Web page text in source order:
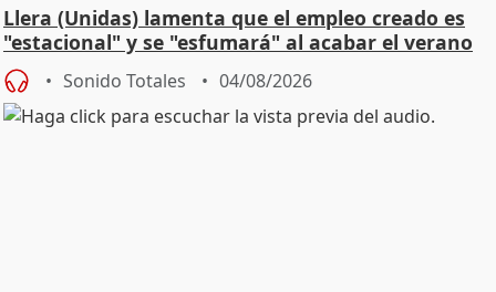
Llera (Unidas) lamenta que el empleo creado es
"estacional" y se "esfumará" al acabar el verano
Sonido Totales 04/08/2026